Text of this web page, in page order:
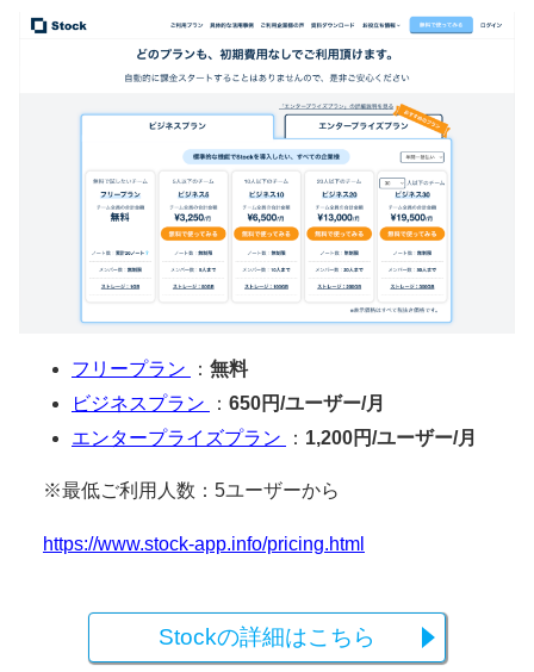
フリープラン ： 無料
ビジネスプラン
： 650円/ユーザー/月
エンタープライズプラン
： 1,200円/ユーザー/月
※最低ご利用人数：5ユーザーから
https://www.stock-app.info/pricing.html
Stockの詳細はこちら